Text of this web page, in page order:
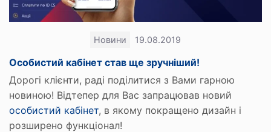
Новини 19.08.2019
Особистий кабінет став ще зручніший!
Дорогі клієнти, раді поділитися з Вами гарною
новиною! Відтепер для Вас запрацював новий
особистий кабінет, в якому покращено дизайн і
розширено функціонал!